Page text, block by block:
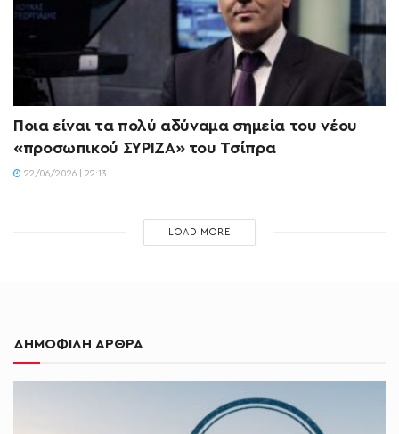
Ποια είναι τα πολύ αδύναμα σημεία του νέου
«προσωπικού ΣΥΡΙΖΑ» του Τσίπρα
22/06/2026 | 22:13
LOAD MORE
ΔΗΜΟΦΙΛΗ ΑΡΘΡΑ